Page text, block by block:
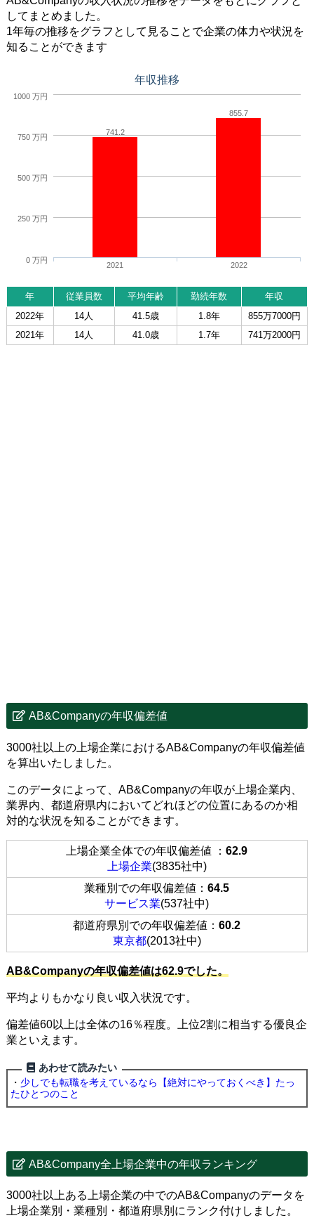
してまとめました。
1年毎の推移をグラフとして見ることで企業の体力や状況を
知ることができます
年収推移
741.2
855.7
2021 2022
0 万円
250 万円
500 万円
750 万円
1000 万円
年 従業員数 平均年齢 勤続年数
年収
2022年
14人 41.5歳 1.8年
855万7000円
2021年
14人 41.0歳 1.7年 741万2000円
AB&Companyの年収偏差値
3000社以上の上場企業におけるAB&Companyの年収偏差値
を算出いたしました。
このデータによって、AB&Companyの年収が上場企業内、
業界内、都道府県内においてどれほどの位置にあるのか相
対的な状況を知ることができます。
上場企業全体での年収偏差値 ：62.9
上場企業(3835社中)
業種別での年収偏差値：64.5
サービス業(537社中)
都道府県別での年収偏差値：60.2
東京都(2013社中)
AB&Companyの年収偏差値は62.9でした。
平均よりもかなり良い収入状況です。
偏差値60以上は全体の16％程度。上位2割に相当する優良企
業といえます。
あわせて読みたい
・ 少しでも転職を考えているなら【絶対にやっておくべき】たっ
たひとつのこと
AB&Company全上場企業中の年収ランキング
3000社以上ある上場企業の中でのAB&Companyのデータを
上場企業別・業種別・都道府県別にランク付けしました。